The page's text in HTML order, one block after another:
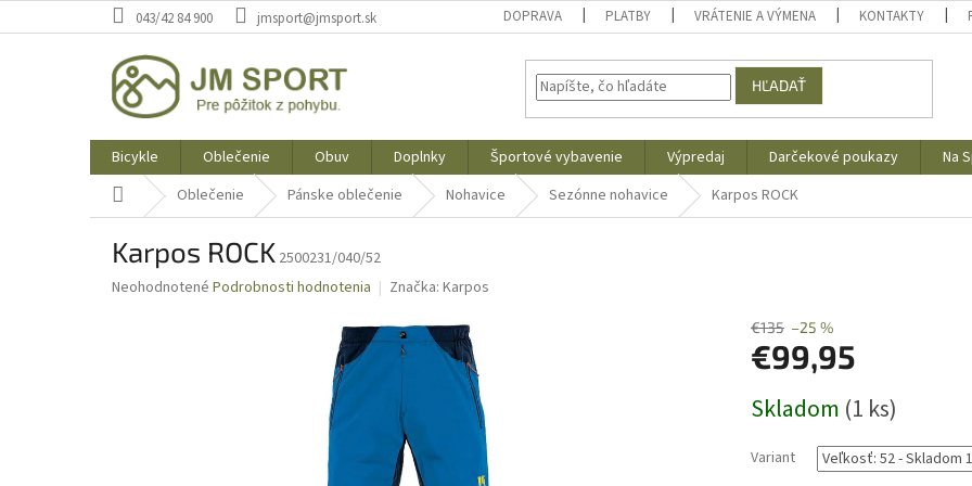
na
043/42 84 900 jmsport@jmsport.sk DOPRAVA PLATBY VRÁTENIE A VÝMENA KONTAKTY
HĽADAŤ
Bicykle Oblečenie Obuv Doplnky Športové vybavenie Výpredaj Darčekové poukazy Na
Domov Oblečenie Pánske oblečenie Nohavice Sezónne nohavice Karpos ROCK
Karpos ROCK 2500231/040/52
Priemerné
Neohodnotené Podrobnosti hodnotenia Značka: Karpos
€135 –25 %
€99,95
cena:
Skladom (1 ks)
Variant